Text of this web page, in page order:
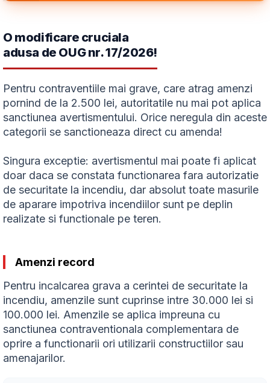
O modificare cruciala
adusa de OUG nr. 17/2026!
Pentru contraventiile mai grave, care atrag amenzi
pornind de la 2.500 lei, autoritatile nu mai pot aplica
sanctiunea avertismentului. Orice neregula din aceste
categorii se sanctioneaza direct cu amenda!
Singura exceptie: avertismentul mai poate fi aplicat
doar daca se constata functionarea fara autorizatie
de securitate la incendiu, dar absolut toate masurile
de aparare impotriva incendiilor sunt pe deplin
realizate si functionale pe teren.
Amenzi record
Pentru incalcarea grava a cerintei de securitate la
incendiu, amenzile sunt cuprinse intre 30.000 lei si
100.000 lei. Amenzile se aplica impreuna cu
sanctiunea contraventionala complementara de
oprire a functionarii ori utilizarii constructiilor sau
amenajarilor.